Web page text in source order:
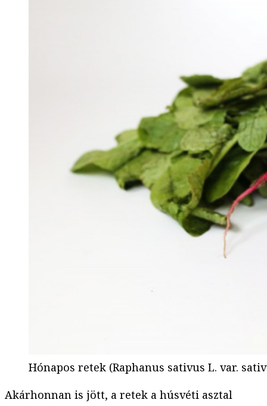
Hónapos retek (Raphanus sativus L. var.
Akárhonnan is jött, a retek a húsvéti asztal